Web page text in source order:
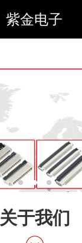
紫金电子
关于我们